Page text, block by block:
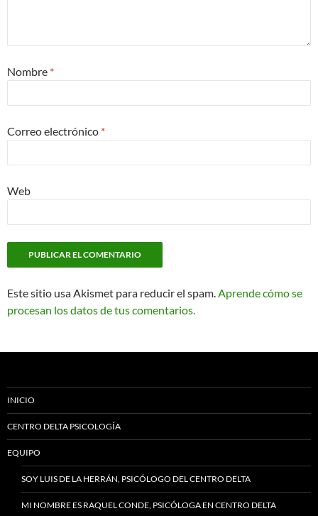
Nombre *
Correo electrónico *
Web
Este sitio usa Akismet para reducir el spam. Aprende cómo se
procesan los datos de tus comentarios.
INICIO
CENTRO DELTA PSICOLOGÍA
EQUIPO
SOY LUIS DE LA HERRÁN, PSICÓLOGO DEL CENTRO DELTA
MI NOMBRE ES RAQUEL CONDE, PSICÓLOGA EN CENTRO DELTA